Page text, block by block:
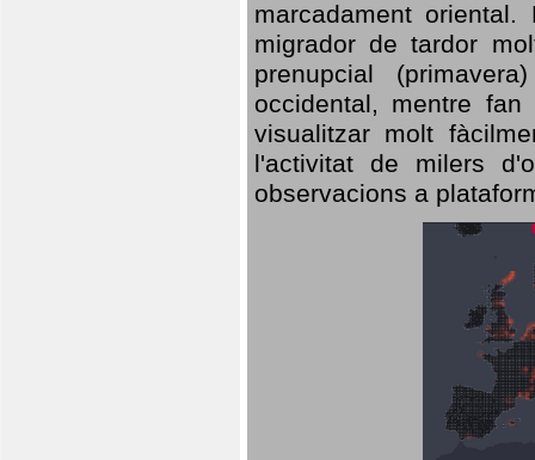
marcadament
migrador de tardor
prenupcial
occidental, mentre
visualitzar molt
l'activitat de milers
observacions a